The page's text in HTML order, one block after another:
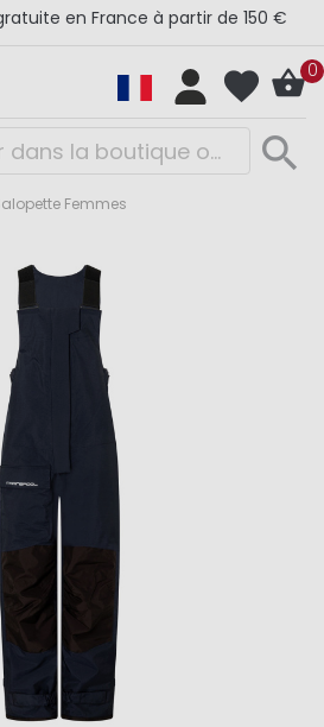
gratuite en France à partir de 150 €
0
Femmes